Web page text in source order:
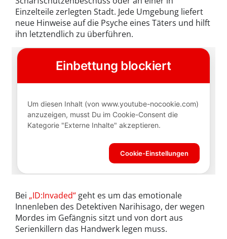
Einzelteile zerlegten Stadt. Jede Umgebung liefert
neue Hinweise auf die Psyche eines Täters und hilft
ihn letztendlich zu überführen.
Bei „ID:Invaded“ geht es um das emotionale
Innenleben des Detektiven Narihisago, der wegen
Mordes im Gefängnis sitzt und von dort aus
Serienkillern das Handwerk legen muss.